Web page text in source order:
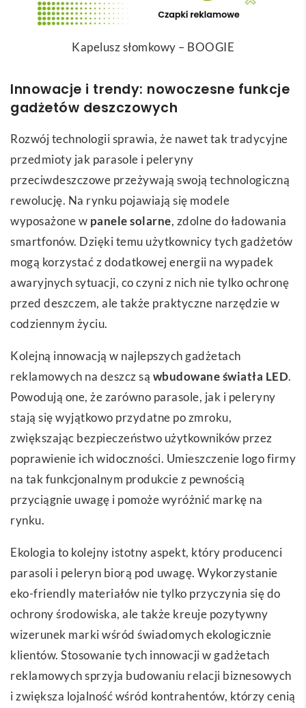
Kapelusz słomkowy – BOOGIE
Innowacje i trendy: nowoczesne funkcje
gadżetów deszczowych
Rozwój technologii sprawia, że nawet tak tradycyjne
przedmioty jak parasole i peleryny
przeciwdeszczowe przeżywają swoją technologiczną
rewolucję. Na rynku pojawiają się modele
wyposażone w panele solarne, zdolne do ładowania
smartfonów. Dzięki temu użytkownicy tych gadżetów
mogą korzystać z dodatkowej energii na wypadek
awaryjnych sytuacji, co czyni z nich nie tylko ochronę
przed deszczem, ale także praktyczne narzędzie w
codziennym życiu.
Kolejną innowacją w najlepszych gadżetach
reklamowych na deszcz są wbudowane światła LED.
Powodują one, że zarówno parasole, jak i peleryny
stają się wyjątkowo przydatne po zmroku,
zwiększając bezpieczeństwo użytkowników przez
poprawienie ich widoczności. Umieszczenie logo firmy
na tak funkcjonalnym produkcie z pewnością
przyciągnie uwagę i pomoże wyróżnić markę na
rynku.
Ekologia to kolejny istotny aspekt, który producenci
parasoli i peleryn biorą pod uwagę. Wykorzystanie
eko-friendly materiałów nie tylko przyczynia się do
ochrony środowiska, ale także kreuje pozytywny
wizerunek marki wśród świadomych ekologicznie
klientów. Stosowanie tych innowacji w gadżetach
reklamowych sprzyja budowaniu relacji biznesowych
i zwiększa lojalność wśród kontrahentów, którzy cenią